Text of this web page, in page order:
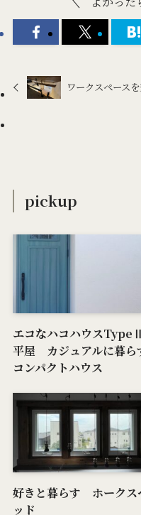
ワークスペース
pickup
エコなハコハウスTypeⅡ
平屋 カジュアルに暮ら
コンパクトハウス
好きと暮らす ホークス
ッド